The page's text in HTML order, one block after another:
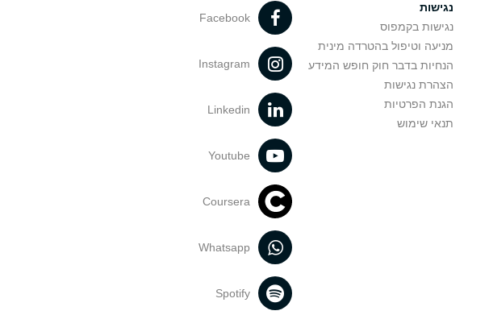
נגישות
נגישות בקמפוס
מניעה וטיפול בהטרדה מינית
הנחיות בדבר חוק חופש המידע
הצהרת נגישות
הגנת הפרטיות
תנאי שימוש
Facebook
Instagram
Linkedin
Youtube
Coursera
Whatsapp
Spotify